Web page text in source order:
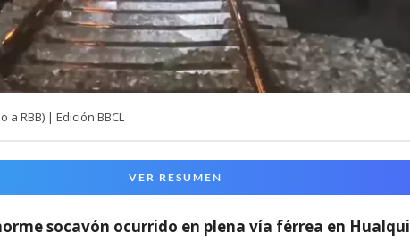
a RBB) | Edición BBCL
VER RESUMEN
socavón ocurrido en plena vía férrea en Hualqui